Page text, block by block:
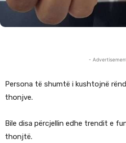
-
Persona të shumtë i kushtojnë
thonjve.
Bile disa përcjellin edhe trendit e
thonjtë.